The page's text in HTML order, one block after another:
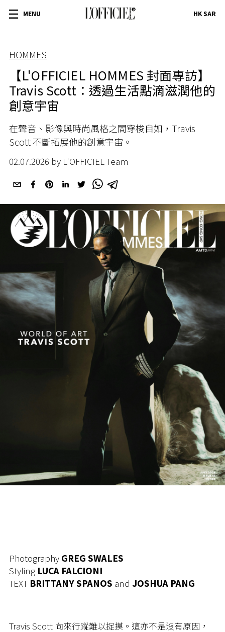
MENU HK SAR
HOMMES
【L'OFFICIEL HOMMES 封面專訪】
Travis Scott：透過生活點滴滋潤他的
創意宇宙
在聲音、影像與時尚風格之間穿梭自如，Travis
Scott 不斷拓展他的創意宇宙。
02.07.2026 by L'OFFICIEL Team
Photography GREG SWALES
Styling LUCA FALCIONI
TEXT BRITTANY SPANOS and JOSHUA PANG
Travis Scott 向來行蹤難以捉摸。這亦不是沒有原因，